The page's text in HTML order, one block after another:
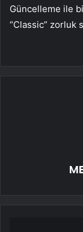
Güncelleme ile
“Classic” zorluk